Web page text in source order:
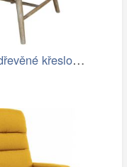
Přírodní dřevěné křeslo s výpletem…